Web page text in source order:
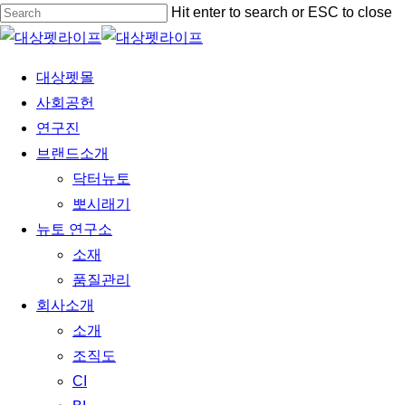
Skip
to
content
Hit enter to search or ESC to close
Close
Menu 대상펫몰
사회공헌
연구진
브랜드소개
닥터뉴토
뽀시래기
뉴토 연구소
소재
품질관리
회사소개
소개
조직도
CI